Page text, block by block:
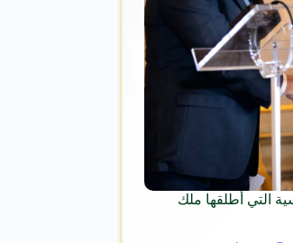
التي أطلقها ملك